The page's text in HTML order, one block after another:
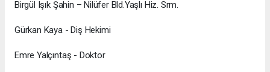
Birgül Işık Şahin – Nilüfer Bld.Yaşlı Hiz. Srm.
Gürkan Kaya - Diş Hekimi
Emre Yalçıntaş - Doktor